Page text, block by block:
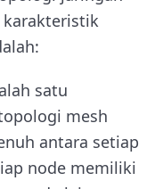
karakteristik
satu
mesh
antara setiap
node memiliki